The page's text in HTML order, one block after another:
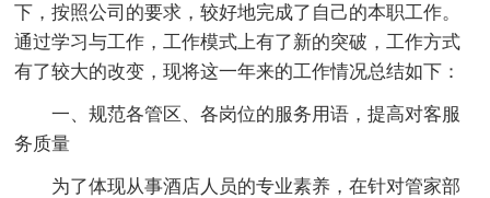
下，按照公司的要求，较好地完成了自己的本职工作。
通过学习与工作，工作模式上有了新的突破，工作方式
有了较大的改变，现将这一年来的工作情况总结如下：
一、规范各管区、各岗位的服务用语，提高对客服
务质量
为了体现从事酒店人员的专业素养，在针对管家部